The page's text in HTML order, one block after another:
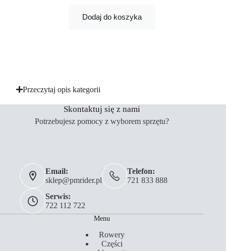
Dodaj do koszyka
Przeczytaj opis kategorii
Skontaktuj się z nami
Potrzebujesz pomocy z wyborem sprzętu?
Email:
sklep@pmrider.pl
Telefon:
721 833 888
Serwis:
722 112 722
Menu
Rowery
Części